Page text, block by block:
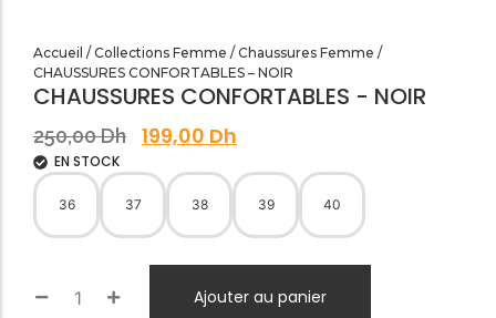
Accueil / Collections Femme / Chaussures Femme /
CHAUSSURES CONFORTABLES – NOIR
CHAUSSURES CONFORTABLES - NOIR
250,00Dh 199,00 Dh
EN STOCK
36 37 38 39 40
Ajouter au panier